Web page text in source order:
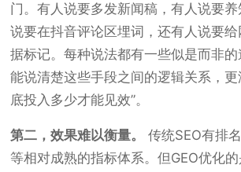
门。有人说要多发新闻稿，有人说要
说要在抖音评论区埋词，还有人说要
据标记。每种说法都有一些似是而非的
能说清楚这些手段之间的逻辑关系，更
底投入多少才能见效”。
第二，效果难以衡量。
传统SEO有排
等相对成熟的指标体系。但GEO优化